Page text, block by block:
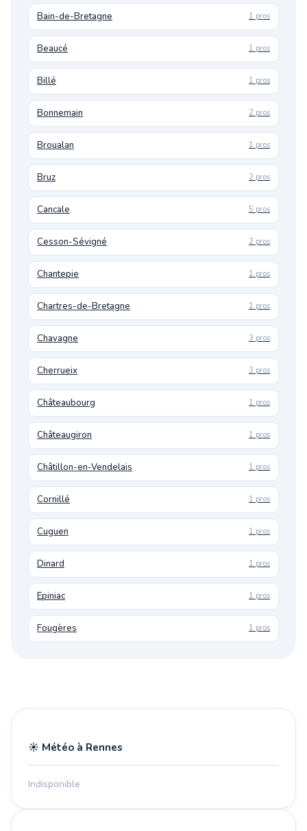
Bain-de-Bretagne 1 pros
Beaucé 1 pros
Billé 1 pros
Bonnemain 2 pros
Broualan 1 pros
Bruz 2 pros
Cancale 5 pros
Cesson-Sévigné 2 pros
Chantepie 1 pros
Chartres-de-Bretagne 1 pros
Chavagne 3 pros
Cherrueix 3 pros
Châteaubourg 1 pros
Châteaugiron 1 pros
Châtillon-en-Vendelais 1 pros
Cornillé 1 pros
Cuguen 1 pros
Dinard 1 pros
Epiniac 1 pros
Fougères 1 pros
☀️ Météo à Rennes
Indisponible